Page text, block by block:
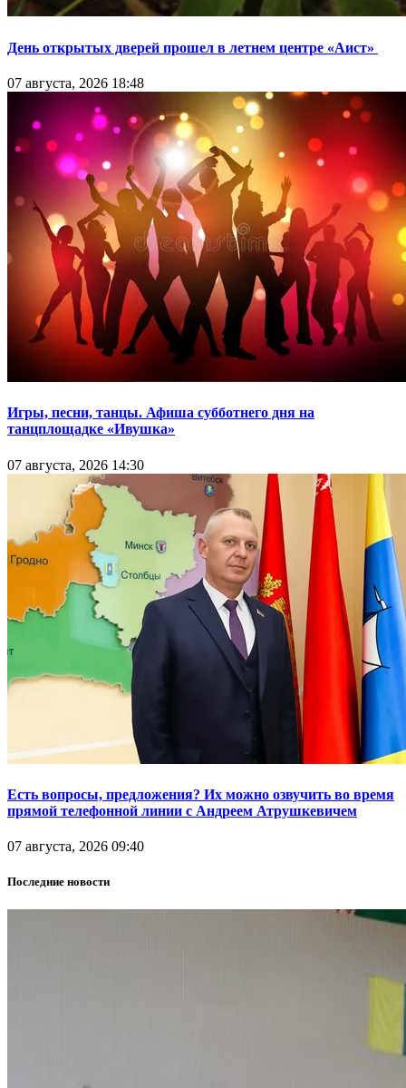
День открытых дверей прошел в летнем центре «Аист»
07 августа, 2026 18:48
Игры, песни, танцы. Афиша субботнего дня на
танцплощадке «Ивушка»
07 августа, 2026 14:30
Есть вопросы, предложения? Их можно озвучить во время
прямой телефонной линии с Андреем Атрушкевичем
07 августа, 2026 09:40
Последние новости